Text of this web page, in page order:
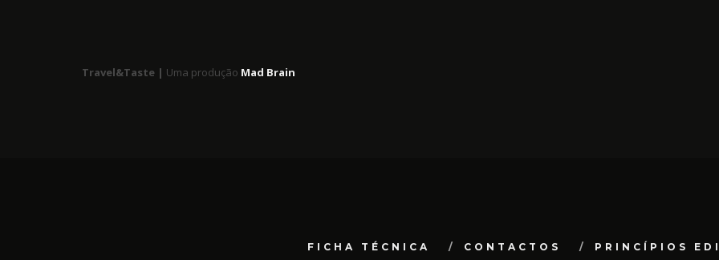
Travel&Taste | Uma produção Mad Brain
FICHA TÉCNICA CONTACTOS PRINCÍPIOS